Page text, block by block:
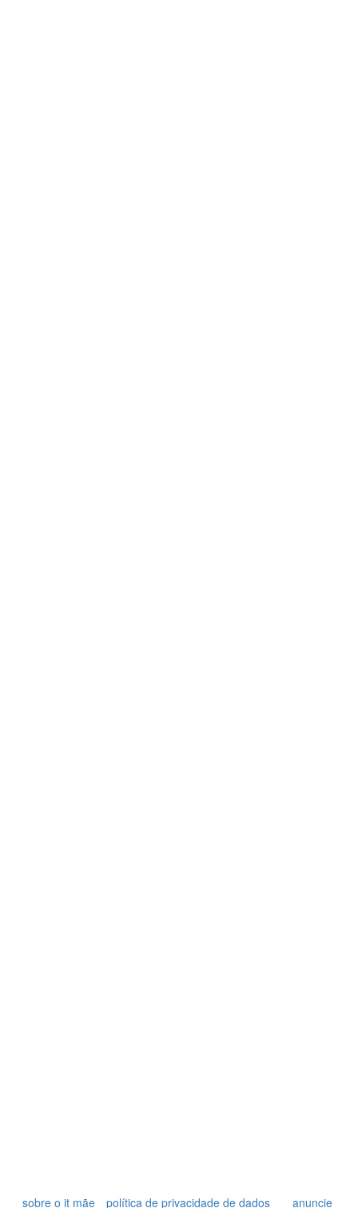
sobre o it mãe política de privacidade de dados anuncie